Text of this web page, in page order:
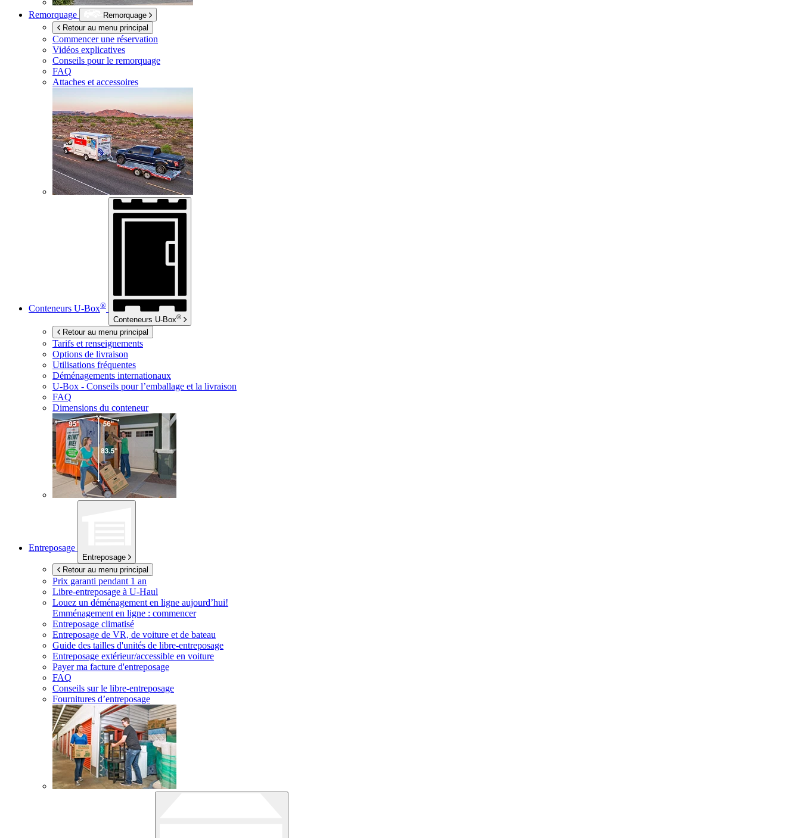
Remorquage
Remorquage
Retour au menu principal
Commencer une réservation
Vidéos explicatives
Conseils pour le remorquage
FAQ
Attaches et accessoires
Conteneurs U-Box®
Conteneurs U-Box®
Retour au menu principal
Tarifs et renseignements
Options de livraison
Utilisations fréquentes
Déménagements internationaux
U-Box - Conseils pour l’emballage et la livraison
FAQ
Dimensions du conteneur
Entreposage
Entreposage
Retour au menu principal
Prix garanti pendant 1 an
Libre-entreposage à U-Haul
Louez un déménagement en ligne aujourd’hui!
Emménagement en ligne : commencer
Entreposage climatisé
Entreposage de VR, de voiture et de bateau
Guide des tailles d'unités de libre-entreposage
Entreposage extérieur/accessible en voiture
Payer ma facture d'entreposage
FAQ
Conseils sur le libre-entreposage
Fournitures d’entreposage